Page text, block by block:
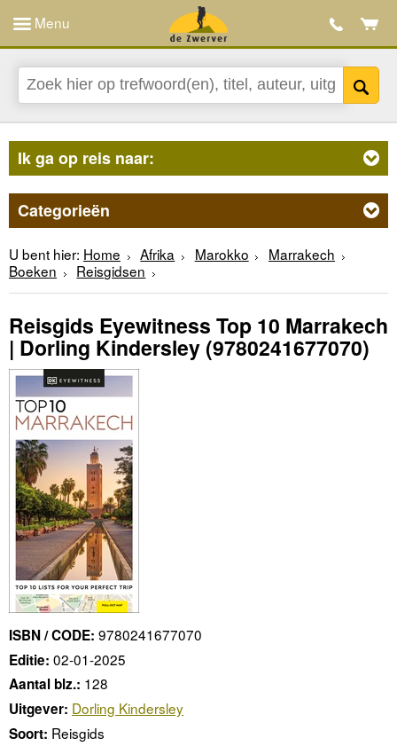
Menu
Ik ga op reis naar:
Categorieën
U bent hier: Home Afrika Marokko
Marrakech
Boeken
Reisgidsen
Reisgids Eyewitness Top 10 Marrakech
| Dorling Kindersley (9780241677070)
ISBN / CODE: 9780241677070
Editie: 02-01-2025
Aantal blz.: 128
Uitgever: Dorling Kindersley
Soort: Reisgids